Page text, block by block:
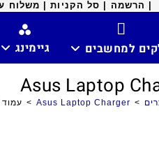
| הרשמה | סל הקניות | משלוח
למחשבים גיימינג
Asus Laptop
>
Asus Laptop Charger
> עמוד 2